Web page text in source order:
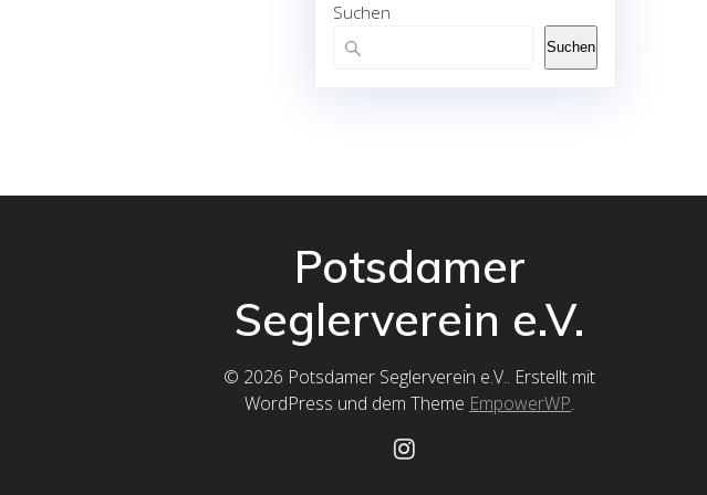
Suchen
Suchen
Potsdamer
Seglerverein e.V.
© 2026 Potsdamer Seglerverein e.V.. Erstellt mit
WordPress und dem Theme EmpowerWP.